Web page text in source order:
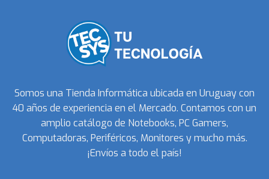
Somos una Tienda Informática ubicada en Uruguay con
40 años de experiencia en el Mercado. Contamos con un
amplio catálogo de Notebooks, PC Gamers,
Computadoras, Periféricos, Monitores y mucho más.
¡Envíos a todo el país!